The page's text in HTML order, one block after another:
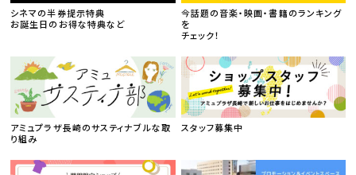
シネマの半券提示特典
お誕生日のお得な特典など
今話題の音楽・映画・書籍のランキング
を
チェック！
アミュプラザ長崎のサスティナブルな取
り組み
スタッフ募集中